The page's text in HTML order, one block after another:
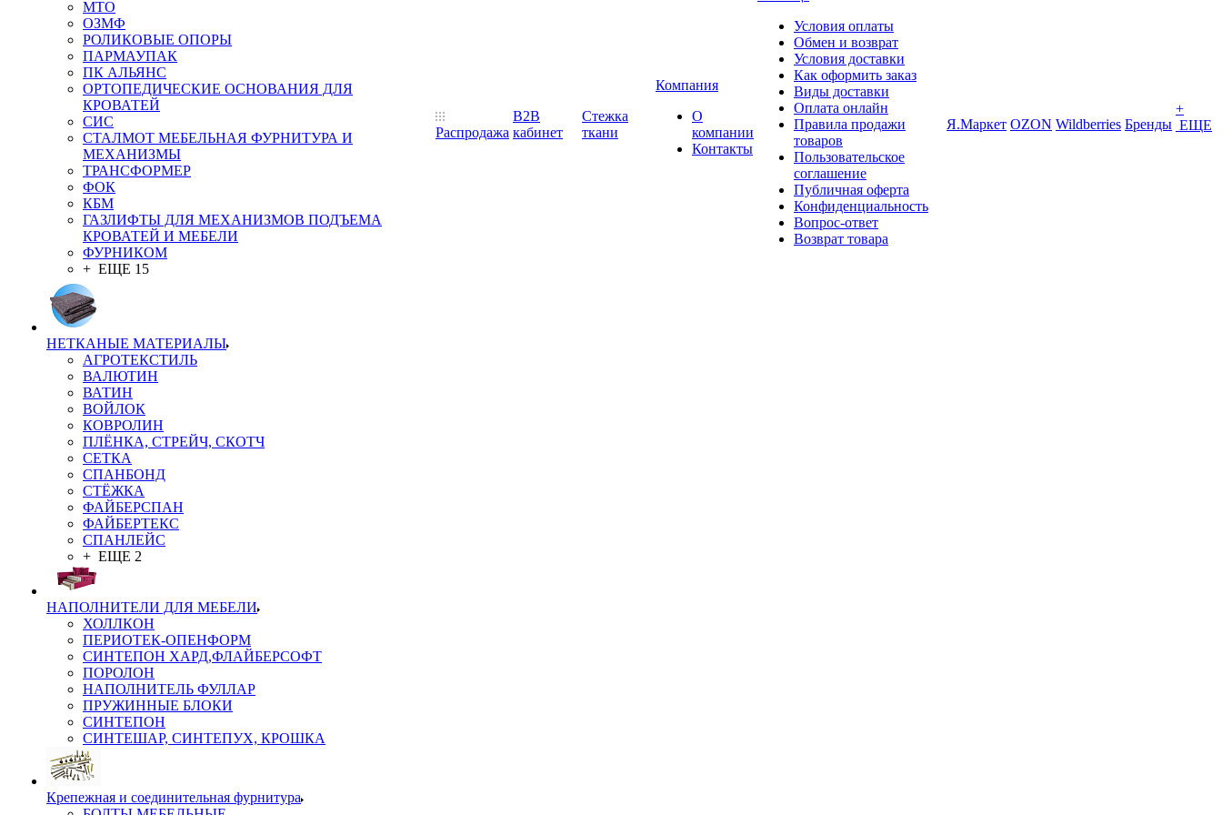
MTO
ОЗМФ
РОЛИКОВЫЕ ОПОРЫ
ПАРМАУПАК
ПК АЛЬЯНС
ОРТОПЕДИЧЕСКИЕ ОСНОВАНИЯ ДЛЯ
КРОВАТЕЙ
СИС
СТАЛМОТ МЕБЕЛЬНАЯ ФУРНИТУРА И
МЕХАНИЗМЫ
ТРАНСФОРМЕР
ФОК
КБМ
ГАЗЛИФТЫ ДЛЯ МЕХАНИЗМОВ ПОДЪЕМА
КРОВАТЕЙ И МЕБЕЛИ
ФУРНИКОМ
+ ЕЩЕ 15
НЕТКАНЫЕ МАТЕРИАЛЫ
АГРОТЕКСТИЛЬ
ВАЛЮТИН
ВАТИН
ВОЙЛОК
КОВРОЛИН
ПЛЁНКА, СТРЕЙЧ, СКОТЧ
СЕТКА
СПАНБОНД
СТЁЖКА
ФАЙБЕРСПАН
ФАЙБЕРТЕКС
СПАНЛЕЙС
+ ЕЩЕ 2
НАПОЛНИТЕЛИ ДЛЯ МЕБЕЛИ
ХОЛЛКОН
ПЕРИОТЕК-ОПЕНФОРМ
СИНТЕПОН ХАРД,ФЛАЙБЕРСОФТ
ПОРОЛОН
НАПОЛНИТЕЛЬ ФУЛЛАР
ПРУЖИННЫЕ БЛОКИ
СИНТЕПОН
СИНТЕШАР, СИНТЕПУХ, КРОШКА
Крепежная и соединительная фурнитура
Распродажа
B2B
кабинет
Стежка
ткани
Компания
О
компании
Контакты
Условия оплаты
Обмен и возврат
Условия доставки
Как оформить заказ
Виды доставки
Оплата онлайн
Правила продажи
товаров
Пользовательское
соглашение
Публичная оферта
Конфиденциальность
Вопрос-ответ
Возврат товара
Я.Маркет OZON Wildberries Бренды
+
ЕЩЕ